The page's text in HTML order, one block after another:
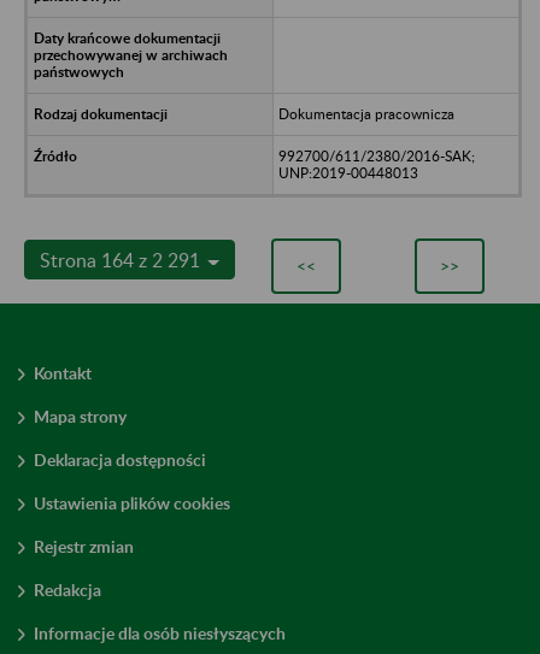
Dokumentacja pracownicza
992700/611/2380/2016-SAK;
UNP:2019-00448013
Strona 164 z 2 291 << >>
Kontakt
Mapa strony
Deklaracja dostępności
Ustawienia plików cookies
Rejestr zmian
Redakcja
Informacje dla osób niesłyszących